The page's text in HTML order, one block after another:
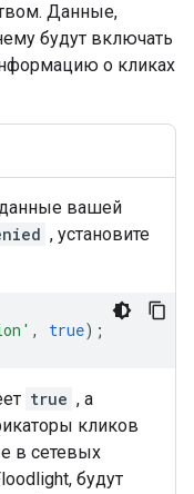
Данные,
будут включать
о кликах
вашей
, установите
, true);
true , а
кликов
в сетевых
будут